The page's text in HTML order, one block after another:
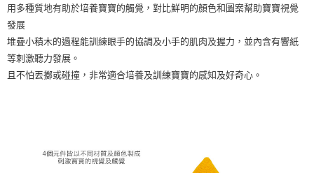
用多種質地有助於培養寶寶的觸覺，對比鮮明的顏色和圖案幫助寶寶視覺
發展
堆疊小積木的過程能訓練眼手的協調及小手的肌肉及握力，並內含有響紙
等刺激聽力發展。
且不怕丟擲或碰撞，非常適合培養及訓練寶寶的感知及好奇心。